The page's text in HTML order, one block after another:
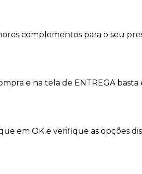
complementos para o seu
e na tela de ENTREGA
em OK e verifique as opções